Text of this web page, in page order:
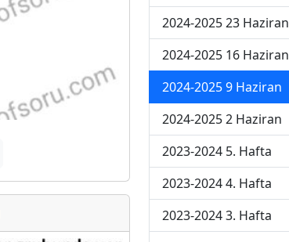
2024-2025 23 Haziran
2024-2025 16 Haziran
2024-2025 9 Haziran
2024-2025 2 Haziran
2023-2024 5. Hafta
2023-2024 4. Hafta
2023-2024 3. Hafta